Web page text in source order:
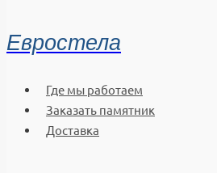
Евростела
Где мы работаем
Заказать памятник
Доставка